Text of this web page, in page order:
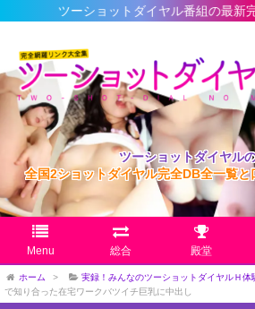
ツーショットダイヤル番組の最新完全デー
ツーショットダイヤル
全国2ショットダイヤル完全DB全一覧
Menu 総合 殿堂
ホーム > 実録！みんなのツーショットダイヤルＨ体
で知り合った在宅ワークバツイチ巨乳に中出し